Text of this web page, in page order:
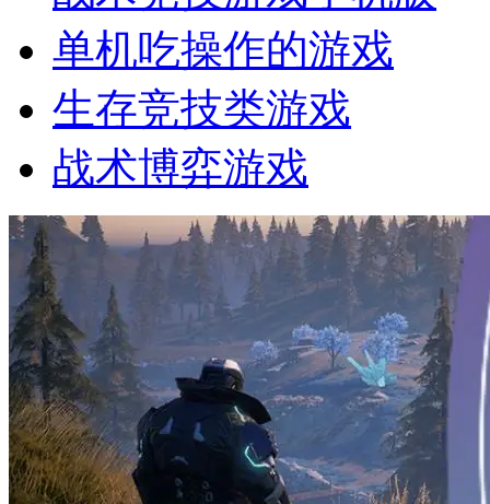
单机吃操作的游戏
生存竞技类游戏
战术博弈游戏